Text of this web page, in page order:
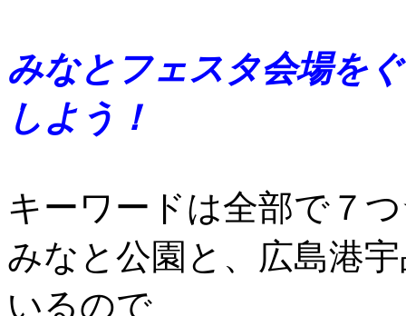
みなとフェスタ会場を
しよう！
キーワードは全部
みなと公園と、広島港
いるので